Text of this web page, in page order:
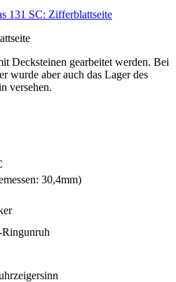
Decksteinen gearbeitet werden. Bei
wurde aber auch das Lager des
versehen.
30,4mm)